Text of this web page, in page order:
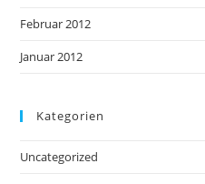
Februar 2012
Januar 2012
Kategorien
Uncategorized